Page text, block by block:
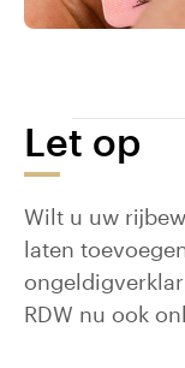
Let op
Wilt u uw
laten
RDW nu ook